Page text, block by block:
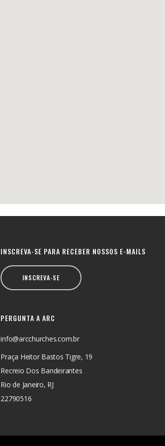
INSCREVA-SE PARA RECEBER NOSSOS E-MAILS
INSCREVA-SE
PERGUNTA A ARC
info@arcchurches.com.br
Praça Heitor Bastos Tigre, 19
Recreio Dos Bandeirantes
Rio de Janeiro, RJ
22790516